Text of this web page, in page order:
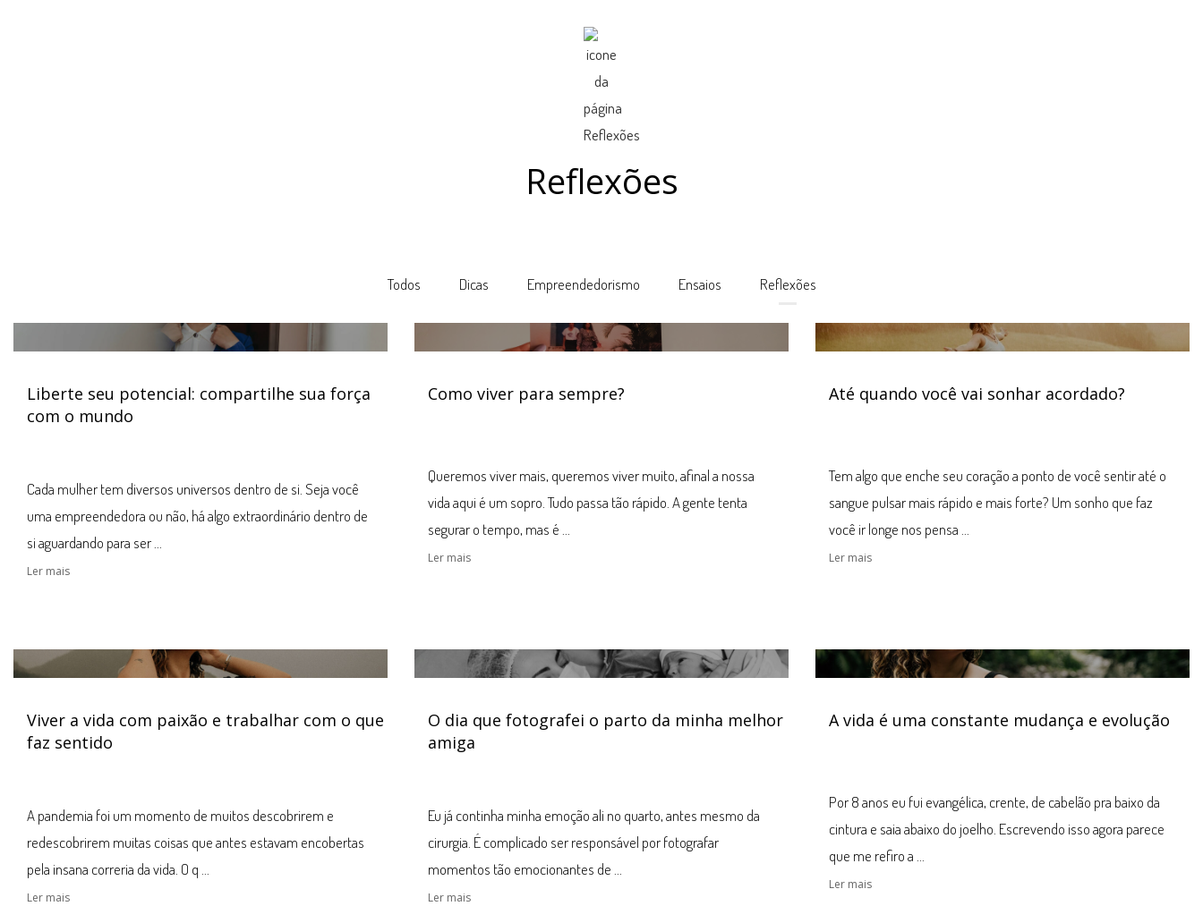
Reflexões
Todos Dicas Empreendedorismo Ensaios Reflexões
Liberte seu potencial: compartilhe sua força
com o mundo
Cada mulher tem diversos universos dentro de si. Seja você
uma empreendedora ou não, há algo extraordinário dentro de
si aguardando para ser ...
Ler mais
Como viver para sempre?
Queremos viver mais, queremos viver muito, afinal a nossa
vida aqui é um sopro. Tudo passa tão rápido. A gente tenta
segurar o tempo, mas é ...
Ler mais
Até quando você vai sonhar acordado?
Tem algo que enche seu coração a ponto de você sentir até o
sangue pulsar mais rápido e mais forte? Um sonho que faz
você ir longe nos pensa ...
Ler mais
Viver a vida com paixão e trabalhar com o que
faz sentido
A pandemia foi um momento de muitos descobrirem e
redescobrirem muitas coisas que antes estavam encobertas
pela insana correria da vida. O q ...
Ler mais
O dia que fotografei o parto da minha melhor
amiga
Eu já continha minha emoção ali no quarto, antes mesmo da
cirurgia. É complicado ser responsável por fotografar
momentos tão emocionantes de ...
Ler mais
A vida é uma constante mudança e evolução
Por 8 anos eu fui evangélica, crente, de cabelão pra baixo da
cintura e saia abaixo do joelho. Escrevendo isso agora parece
que me refiro a ...
Ler mais